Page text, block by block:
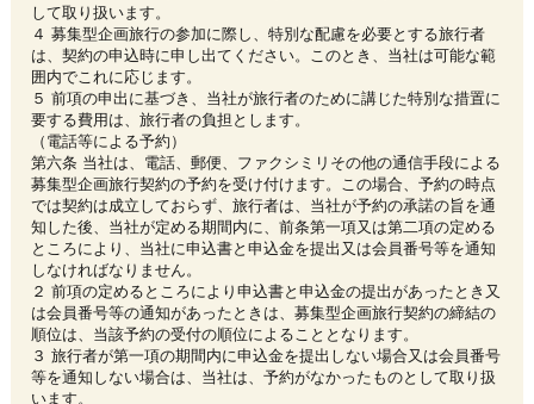
して取り扱います。
４ 募集型企画旅行の参加に際し、特別な配慮を必要とする旅行者
は、契約の申込時に申し出てください。このとき、当社は可能な範
囲内でこれに応じます。
５ 前項の申出に基づき、当社が旅行者のために講じた特別な措置に
要する費用は、旅行者の負担とします。
（電話等による予約）
第六条 当社は、電話、郵便、ファクシミリその他の通信手段による
募集型企画旅行契約の予約を受け付けます。この場合、予約の時点
では契約は成立しておらず、旅行者は、当社が予約の承諾の旨を通
知した後、当社が定める期間内に、前条第一項又は第二項の定める
ところにより、当社に申込書と申込金を提出又は会員番号等を通知
しなければなりません。
２ 前項の定めるところにより申込書と申込金の提出があったとき又
は会員番号等の通知があったときは、募集型企画旅行契約の締結の
順位は、当該予約の受付の順位によることとなります。
３ 旅行者が第一項の期間内に申込金を提出しない場合又は会員番号
等を通知しない場合は、当社は、予約がなかったものとして取り扱
います。